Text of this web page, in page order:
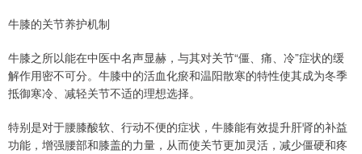
牛膝的关节养护机制
牛膝之所以能在中医中名声显赫，与其对关节“僵、痛、冷”症状的缓
解作用密不可分。牛膝中的活血化瘀和温阳散寒的特性使其成为冬季
抵御寒冷、减轻关节不适的理想选择。
特别是对于腰膝酸软、行动不便的症状，牛膝能有效提升肝肾的补益
功能，增强腰部和膝盖的力量，从而使关节更加灵活，减少僵硬和疼